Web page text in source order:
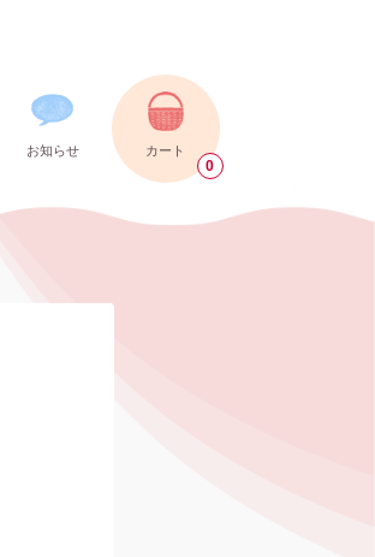
お知らせ カート
0